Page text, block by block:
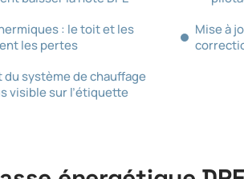
: le toit et les
les pertes
du système de chauffage
visible sur l’étiquette
Mise à